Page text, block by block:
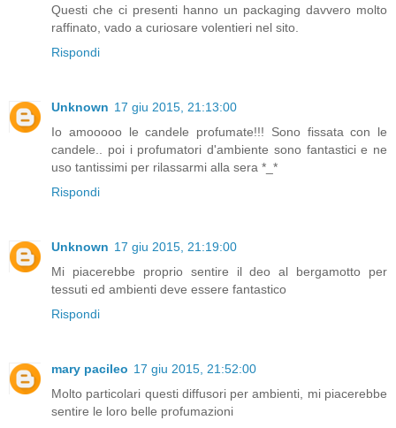
Questi che ci presenti hanno un packaging davvero molto
raffinato, vado a curiosare volentieri nel sito.
Rispondi
Unknown 17 giu 2015, 21:13:00
Io amooooo le candele profumate!!! Sono fissata con le
candele.. poi i profumatori d'ambiente sono fantastici e ne
uso tantissimi per rilassarmi alla sera *_*
Rispondi
Unknown 17 giu 2015, 21:19:00
Mi piacerebbe proprio sentire il deo al bergamotto per
tessuti ed ambienti deve essere fantastico
Rispondi
mary pacileo 17 giu 2015, 21:52:00
Molto particolari questi diffusori per ambienti, mi piacerebbe
sentire le loro belle profumazioni